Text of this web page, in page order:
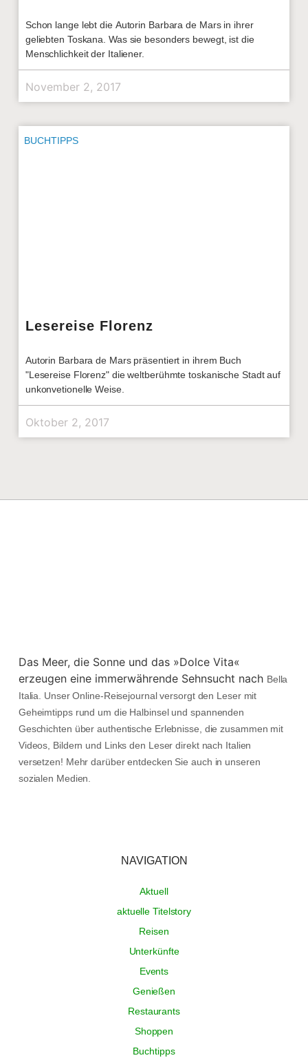
Schon lange lebt die Autorin Barbara de Mars in ihrer
geliebten Toskana. Was sie besonders bewegt, ist die
Menschlichkeit der Italiener.
November 2, 2017
BUCHTIPPS
Lesereise Florenz
Autorin Barbara de Mars präsentiert in ihrem Buch
"Lesereise Florenz" die weltberühmte toskanische Stadt auf
unkonvetionelle Weise.
Oktober 2, 2017
Das Meer, die Sonne und das »Dolce Vita«
erzeugen eine immerwährende Sehnsucht nach Bella
Italia. Unser Online-Reisejournal versorgt den Leser mit
Geheimtipps rund um die Halbinsel und spannenden
Geschichten über authentische Erlebnisse, die zusammen mit
Videos, Bildern und Links den Leser direkt nach Italien
versetzen! Mehr darüber entdecken Sie auch in unseren
sozialen Medien.
NAVIGATION
Aktuell
aktuelle Titelstory
Reisen
Unterkünfte
Events
Genießen
Restaurants
Shoppen
Buchtipps